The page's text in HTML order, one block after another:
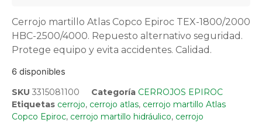
Cerrojo martillo Atlas Copco Epiroc TEX-1800/2000
HBC-2500/4000. Repuesto alternativo seguridad.
Protege equipo y evita accidentes. Calidad.
6 disponibles
SKU 3315081100 Categoría CERROJOS EPIROC
Etiquetas cerrojo, cerrojo atlas, cerrojo martillo Atlas
Copco Epiroc, cerrojo martillo hidráulico, cerrojo